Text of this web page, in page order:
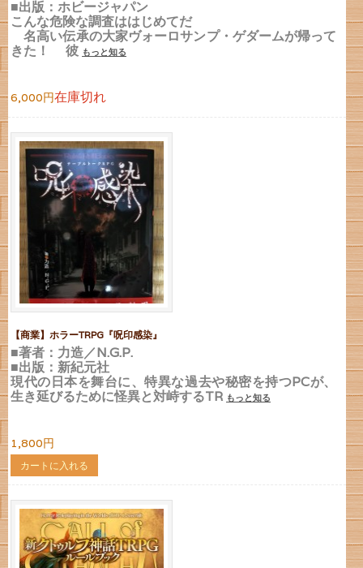
■出版：ホビージャパン
こんな危険な調査ははじめてだ
名高い伝承の大家ヴォーロサンプ・ゲダームが帰って
きた！ 彼 もっと知る
6,000円在庫切れ
【商業】ホラーTRPG『呪印感染』
■著者：力造／N.G.P.
■出版：新紀元社
現代の日本を舞台に、特異な過去や秘密を持つPCが、
生き延びるために怪異と対峙するTR もっと知る
1,800円
カートに入れる